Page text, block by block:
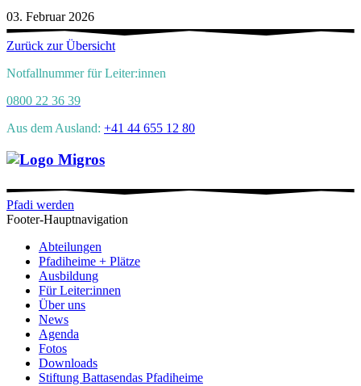
03. Februar 2026
Zurück zur Übersicht
Notfallnummer für Leiter:innen
0800 22 36 39
Aus dem Ausland: +41 44 655 12 80
Pfadi werden
Footer-Hauptnavigation
Abteilungen
Pfadiheime + Plätze
Ausbildung
Für Leiter:innen
Über uns
News
Agenda
Fotos
Downloads
Stiftung Battasendas Pfadiheime